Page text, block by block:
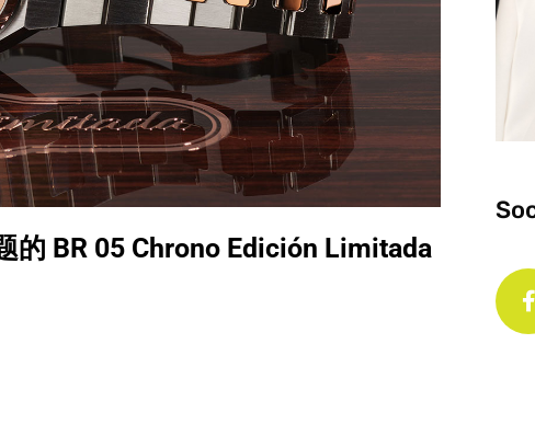
的 BR 05 Chrono Edición Limitada
c